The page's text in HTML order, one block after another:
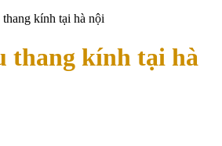
thang kính tại hà nội
thang kính tại hà